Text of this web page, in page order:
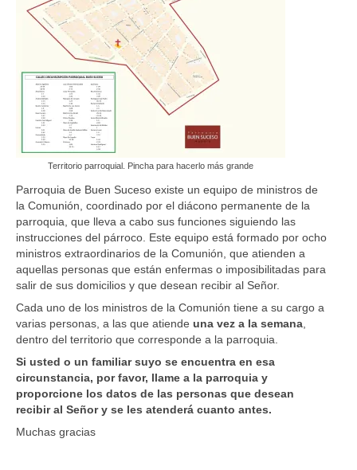
Territorio parroquial. Pincha para hacerlo más grande
Parroquia de Buen Suceso existe un equipo de ministros de
la Comunión, coordinado por el diácono permanente de la
parroquia, que lleva a cabo sus funciones siguiendo las
instrucciones del párroco. Este equipo está formado por ocho
ministros extraordinarios de la Comunión, que atienden a
aquellas personas que están enfermas o imposibilitadas para
salir de sus domicilios y que desean recibir al Señor.
Cada uno de los ministros de la Comunión tiene a su cargo a
varias personas, a las que atiende una vez a la semana
dentro del territorio que corresponde a la parroquia.
Si usted o un familiar suyo se encuentra en esa
circunstancia, por favor, llame a la parroquia y
proporcione los datos de las personas que desean
recibir al Señor y se les atenderá cuanto antes.
Muchas gracias